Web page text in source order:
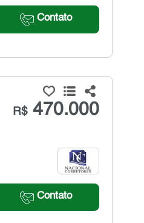
Contato
R$470.000
Contato